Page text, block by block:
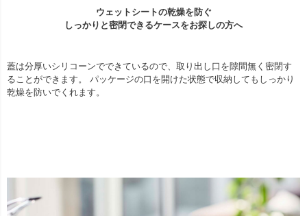
ウェットシートの乾燥を防ぐ
しっかりと密閉できるケースをお探しの方へ
蓋は分厚いシリコーンでできているので、取り出し口を隙間無く密閉す
ることができます。 パッケージの口を開けた状態で収納してもしっかり
乾燥を防いでくれます。